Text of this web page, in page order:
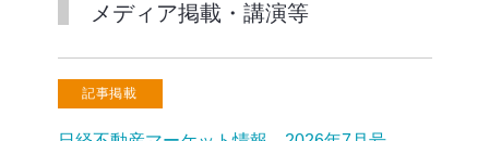
メディア掲載・講演等
記事掲載